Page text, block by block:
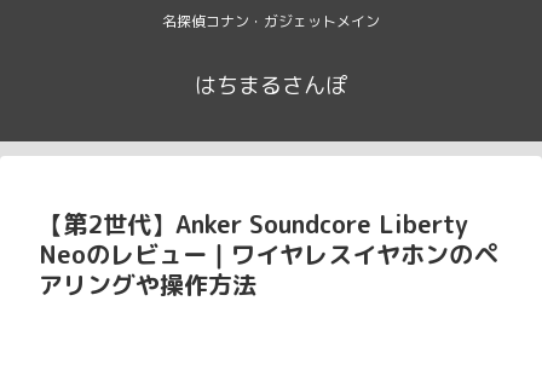
名探偵コナン・ガジェットメイン
はちまるさんぽ
【第2世代】Anker Soundcore Liberty
Neoのレビュー｜ワイヤレスイヤホンのペ
アリングや操作方法